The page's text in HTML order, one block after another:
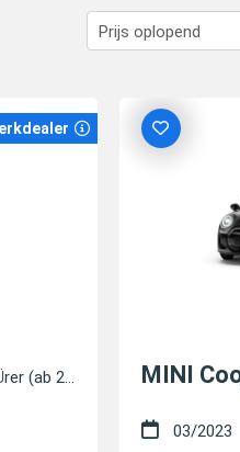
(ab 2020) MINI
03/2023